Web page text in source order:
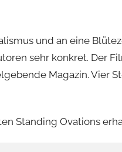
und an eine
sehr konkret. Der
Magazin. Vier
Standing Ovations